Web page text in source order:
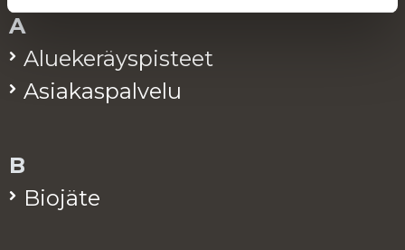
A
Alue­ke­räys­pis­teet
Asia­kas­pal­ve­lu
B
Bio­jä­te